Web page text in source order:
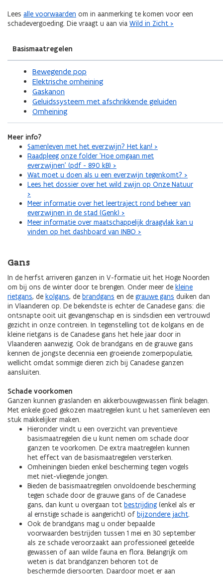
Lees alle voorwaarden om in aanmerking te komen voor een
schadevergoeding. Die vraagt u aan via Wild in Zicht >
Basismaatregelen
Bewegende pop
Elektrische omheining
Gaskanon
Geluidssysteem met afschrikkende geluiden
Omheining
Meer info?
Samenleven met het everzwijn? Het kan! >
Raadpleeg onze folder 'Hoe omgaan met
everzwijnen' (pdf - 890 kB) >
Wat moet u doen als u een everzwijn tegenkomt? >
Lees het dossier over het wild zwijn op Onze Natuur
>
Meer informatie over het leertraject rond beheer van
everzwijnen in de stad (Genk) >
Meer informatie over maatschappelijk draagvlak kan u
vinden op het dashboard van INBO >
Gans
In de herfst arriveren ganzen in V-formatie uit het Hoge Noorden
om bij ons de winter door te brengen. Onder meer de kleine
rietgans, de kolgans, de brandgans en de grauwe gans duiken dan
in Vlaanderen op. De bekendste is echter de Canadese gans: die
ontsnapte ooit uit gevangenschap en is sindsdien een vertrouwd
gezicht in onze contreien. In tegenstelling tot de kolgans en de
kleine rietgans is de Canadese gans het hele jaar door in
Vlaanderen aanwezig. Ook de brandgans en de grauwe gans
kennen de jongste decennia een groeiende zomerpopulatie,
wellicht omdat sommige dieren zich bij Canadese ganzen
aansluiten.
Schade voorkomen
Ganzen kunnen graslanden en akkerbouwgewassen flink belagen.
Met enkele goed gekozen maatregelen kunt u het samenleven een
stuk makkelijker maken.
Hieronder vindt u een overzicht van preventieve
basismaatregelen die u kunt nemen om schade door
ganzen te voorkomen. De extra maatregelen kunnen
het effect van de basismaatregelen versterken.
Omheiningen bieden enkel bescherming tegen vogels
met niet-vliegende jongen.
Bieden de basismaatregelen onvoldoende bescherming
tegen schade door de grauwe gans of de Canadese
gans, dan kunt u overgaan tot bestrijding (enkel als er
al ernstige schade is aangericht) of bijzondere jacht.
Ook de brandgans mag u onder bepaalde
voorwaarden bestrijden tussen 1 mei en 30 september
als ze schade veroorzaakt aan professioneel geteelde
gewassen of aan wilde fauna en flora. Belangrijk om
weten is dat brandganzen behoren tot de
beschermde diersoorten. Daardoor moet er aan